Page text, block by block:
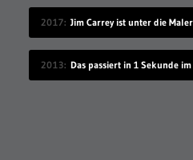
2017 Jim Carrey ist unter die
2013 Das passiert in 1 Sekunde im